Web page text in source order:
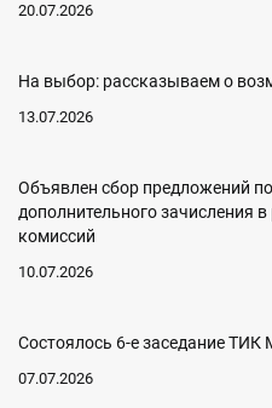
20.07.2026
На выбор: рассказываем о
13.07.2026
Объявлен сбор предложений
дополнительного зачисления
комиссий
10.07.2026
Состоялось 6-е заседание ТИК
07.07.2026